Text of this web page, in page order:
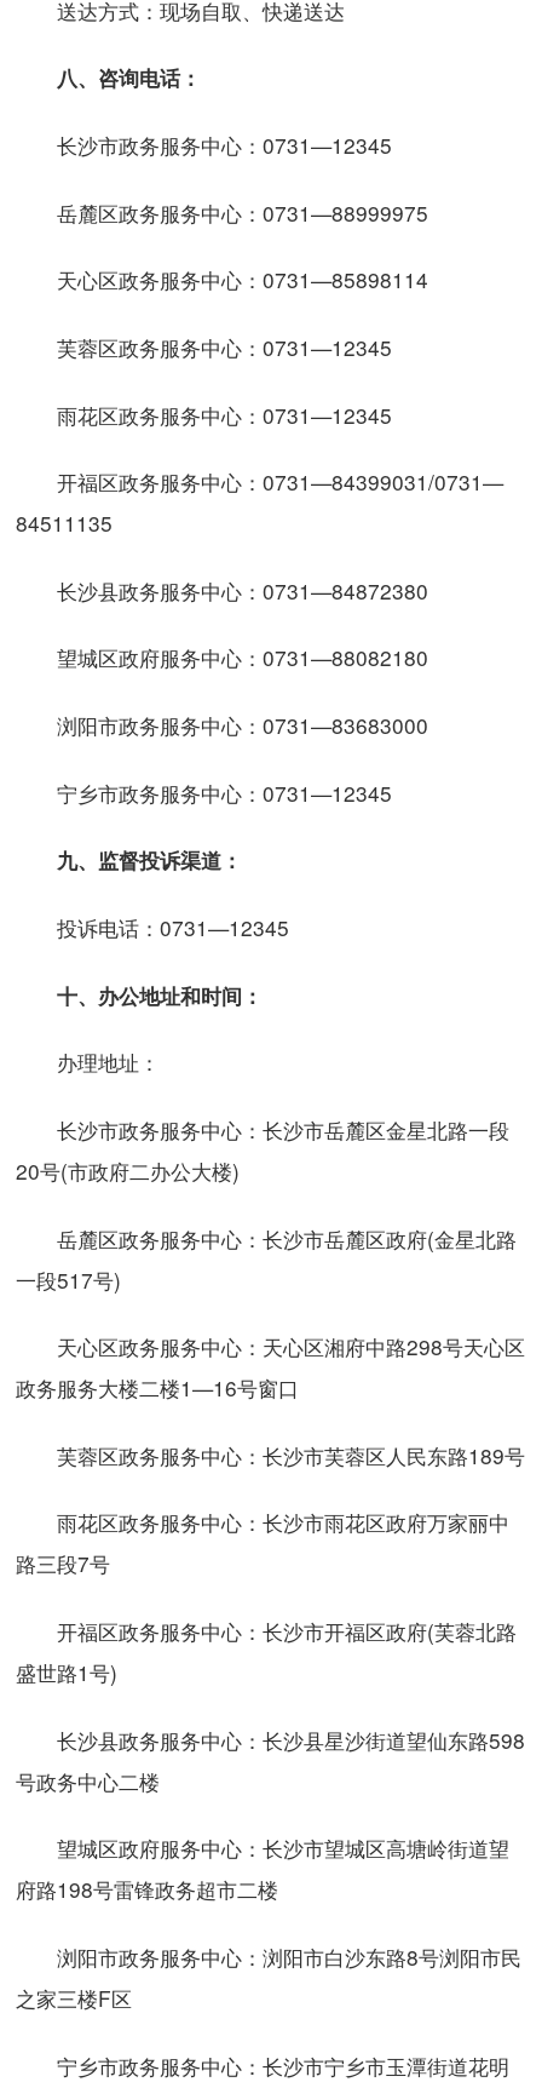
送达方式：现场自取、快递送达
八、咨询电话：
长沙市政务服务中心：0731—12345
岳麓区政务服务中心：0731—88999975
天心区政务服务中心：0731—85898114
芙蓉区政务服务中心：0731—12345
雨花区政务服务中心：0731—12345
开福区政务服务中心：0731—84399031/0731—
84511135
长沙县政务服务中心：0731—84872380
望城区政府服务中心：0731—88082180
浏阳市政务服务中心：0731—83683000
宁乡市政务服务中心：0731—12345
九、监督投诉渠道：
投诉电话：0731—12345
十、办公地址和时间：
办理地址：
长沙市政务服务中心：长沙市岳麓区金星北路一段
20号(市政府二办公大楼)
岳麓区政务服务中心：长沙市岳麓区政府(金星北路
一段517号)
天心区政务服务中心：天心区湘府中路298号天心区
政务服务大楼二楼1—16号窗口
芙蓉区政务服务中心：长沙市芙蓉区人民东路189号
雨花区政务服务中心：长沙市雨花区政府万家丽中
路三段7号
开福区政务服务中心：长沙市开福区政府(芙蓉北路
盛世路1号)
长沙县政务服务中心：长沙县星沙街道望仙东路598
号政务中心二楼
望城区政府服务中心：长沙市望城区高塘岭街道望
府路198号雷锋政务超市二楼
浏阳市政务服务中心：浏阳市白沙东路8号浏阳市民
之家三楼F区
宁乡市政务服务中心：长沙市宁乡市玉潭街道花明